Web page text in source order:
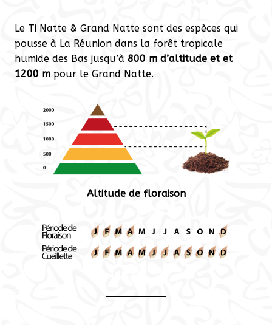
Le Ti Natte & Grand Natte sont des espèces qui
pousse à La Réunion dans la forêt tropicale
humide des Bas jusqu’à 800 m d’altitude et et
1200 m pour le Grand Natte.
Altitude de floraison